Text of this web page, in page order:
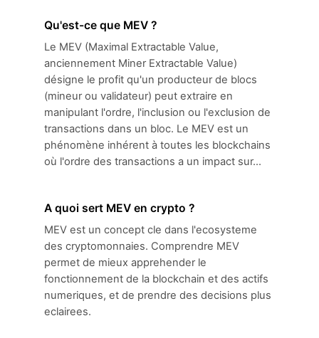
Qu'est-ce que MEV ?
Le MEV (Maximal Extractable Value,
anciennement Miner Extractable Value)
désigne le profit qu'un producteur de blocs
(mineur ou validateur) peut extraire en
manipulant l'ordre, l'inclusion ou l'exclusion de
transactions dans un bloc. Le MEV est un
phénomène inhérent à toutes les blockchains
où l'ordre des transactions a un impact sur...
A quoi sert MEV en crypto ?
MEV est un concept cle dans l'ecosysteme
des cryptomonnaies. Comprendre MEV
permet de mieux apprehender le
fonctionnement de la blockchain et des actifs
numeriques, et de prendre des decisions plus
eclairees.